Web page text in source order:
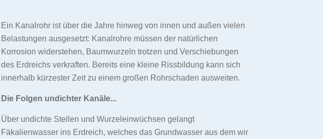
Ein Kanalrohr ist über die Jahre hinweg von innen und außen vielen
Belastungen ausgesetzt: Kanalrohre müssen der natürlichen
Korrosion widerstehen, Baumwurzeln trotzen und Verschiebungen
des Erdreichs verkraften. Bereits eine kleine Rissbildung kann sich
innerhalb kürzester Zeit zu einem großen Rohrschaden ausweiten.
Die Folgen undichter Kanäle...
Über undichte Stellen und Wurzeleinwüchsen gelangt
Fäkalienwasser ins Erdreich, welches das Grundwasser aus dem wir